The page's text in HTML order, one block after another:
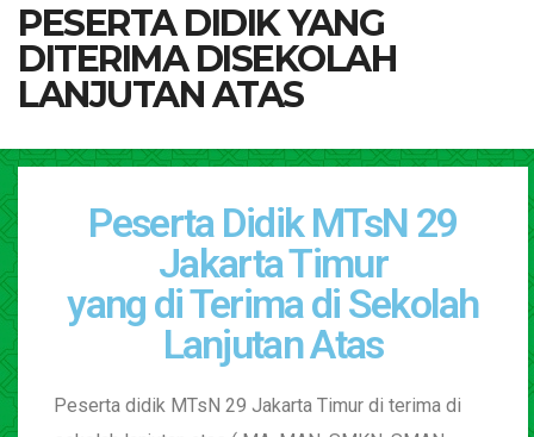
PESERTA DIDIK YANG
DITERIMA DISEKOLAH
LANJUTAN ATAS
Peserta Didik MTsN 29
Jakarta Timur
yang di Terima di Sekolah
Lanjutan Atas
Peserta didik MTsN 29 Jakarta Timur di terima di